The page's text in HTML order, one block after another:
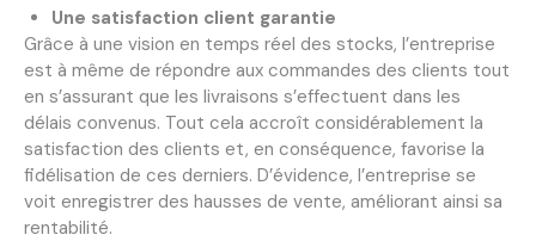
Une satisfaction client garantie
Grâce à une vision en temps réel des stocks, l’entreprise
est à même de répondre aux commandes des clients tout
en s’assurant que les livraisons s’effectuent dans les
délais convenus. Tout cela accroît considérablement la
satisfaction des clients et, en conséquence, favorise la
fidélisation de ces derniers. D’évidence, l’entreprise se
voit enregistrer des hausses de vente, améliorant ainsi sa
rentabilité.